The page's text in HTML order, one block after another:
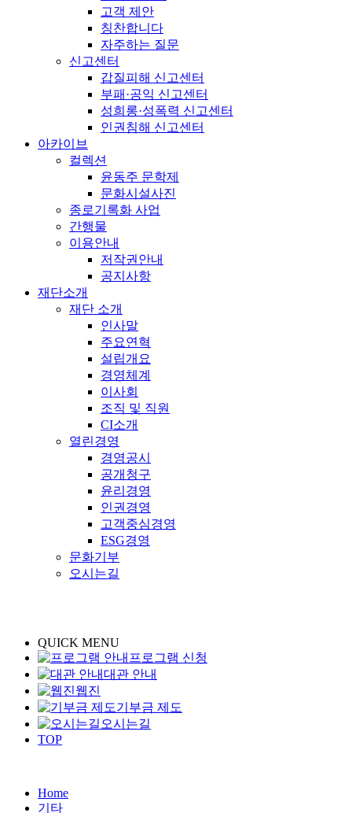
고객 제안
칭찬합니다
자주하는 질문
신고센터
갑질피해 신고센터
부패·공익 신고센터
성희롱·성폭력 신고센터
인권침해 신고센터
아카이브
컬렉션
윤동주 문학제
문화시설사진
종로기록화 사업
간행물
이용안내
저작권안내
공지사항
재단소개
재단 소개
인사말
주요연혁
설립개요
경영체계
이사회
조직 및 직원
CI소개
열린경영
경영공시
공개청구
윤리경영
인권경영
고객중심경영
ESG경영
문화기부
오시는길
QUICK MENU
프로그램 신청
대관 안내
웹진
기부금 제도
오시는길
TOP
Home
기타